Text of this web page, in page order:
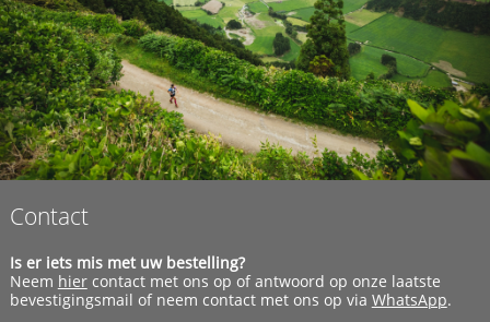
Contact
Is er iets mis met uw bestelling?
Neem hiercontact met ons op of antwoord op onze laatste
bevestigingsmail of neem contact met ons op via WhatsApp.